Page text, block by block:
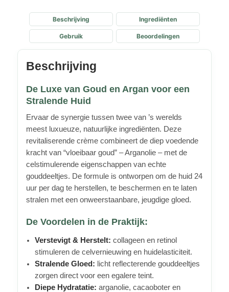
Beschrijving
Beoordelingen
Ingrediënten
Gebruik
Beschrijving
De Luxe van Goud en Argan voor een
Stralende Huid
Ervaar de synergie tussen twee van ’s werelds
meest luxueuze, natuurlijke ingrediënten. Deze
revitaliserende crème combineert de diep voedende
kracht van “vloeibaar goud” – Arganolie – met de
celstimulerende eigenschappen van echte
gouddeeltjes. De formule is ontworpen om de huid 24
uur per dag te herstellen, te beschermen en te laten
stralen met een onweerstaanbare, jeugdige gloed.
De Voordelen in de Praktijk:
Verstevigt & Herstelt: collageen en retinol
stimuleren de celvernieuwing en huidelasticiteit.
Stralende Gloed: licht reflecterende gouddeeltjes
zorgen direct voor een egalere teint.
Diepe Hydratatie: arganolie, cacaoboter en